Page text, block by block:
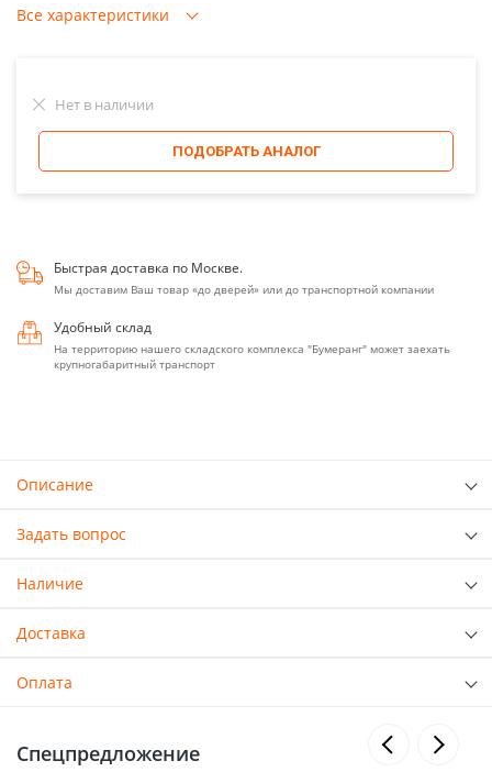
Все характеристики
Нет в наличии
ПОДОБРАТЬ АНАЛОГ
Быстрая доставка по Москве.
Мы доставим Ваш товар «до дверей» или до транспортной компании
Удобный склад
На территорию нашего складского комплекса "Бумеранг" может заехать
крупногабаритный транспорт
Описание
Задать вопрос
Наличие
Доставка
Оплата
Спецпредложение